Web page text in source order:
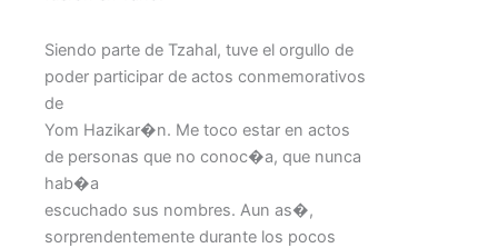
Siendo parte de Tzahal, tuve el orgullo de
poder participar de actos conmemorativos
de
Yom Hazikar�n. Me toco estar en actos
de personas que no conoc�a, que nunca
hab�a
escuchado sus nombres. Aun as�,
sorprendentemente durante los pocos